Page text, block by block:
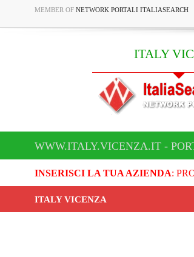
MEMBER OF NETWORK PORTALI ITALIASEARCH
ITALY
WWW.ITALY.VICENZA.IT -
INSERISCI LA TUA AZIENDA:
ITALY VICENZA